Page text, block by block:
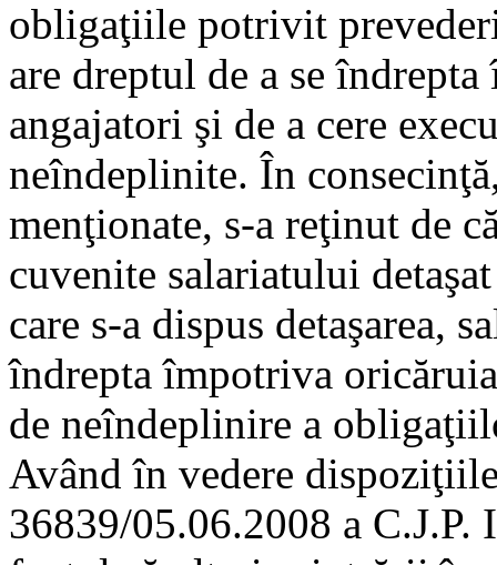
obligaţiile potrivit
are dreptul de a se
angajatori şi de a cere
neîndeplinite. În
menţionate, s-a reţinut de
cuvenite salariatului
care s-a dispus detaşarea,
îndrepta împotriva
de neîndeplinire a
Având în vedere
36839/05.06.2008 a